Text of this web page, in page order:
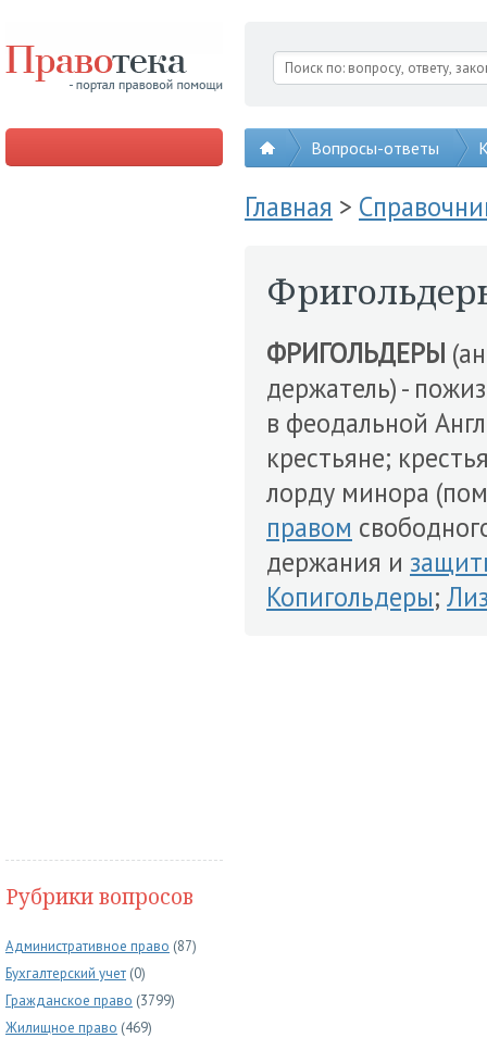
Вопросы-ответы
Рубрики вопросов
Административное право (87)
Бухгалтерский учет (0)
Гражданское право (3799)
Жилищное право (469)
Главная >
ФРИГОЛЬДЕРЫ
держатель) -
в феодальной
крестьяне;
лорду минора
правом
держания и
Копигольдеры;